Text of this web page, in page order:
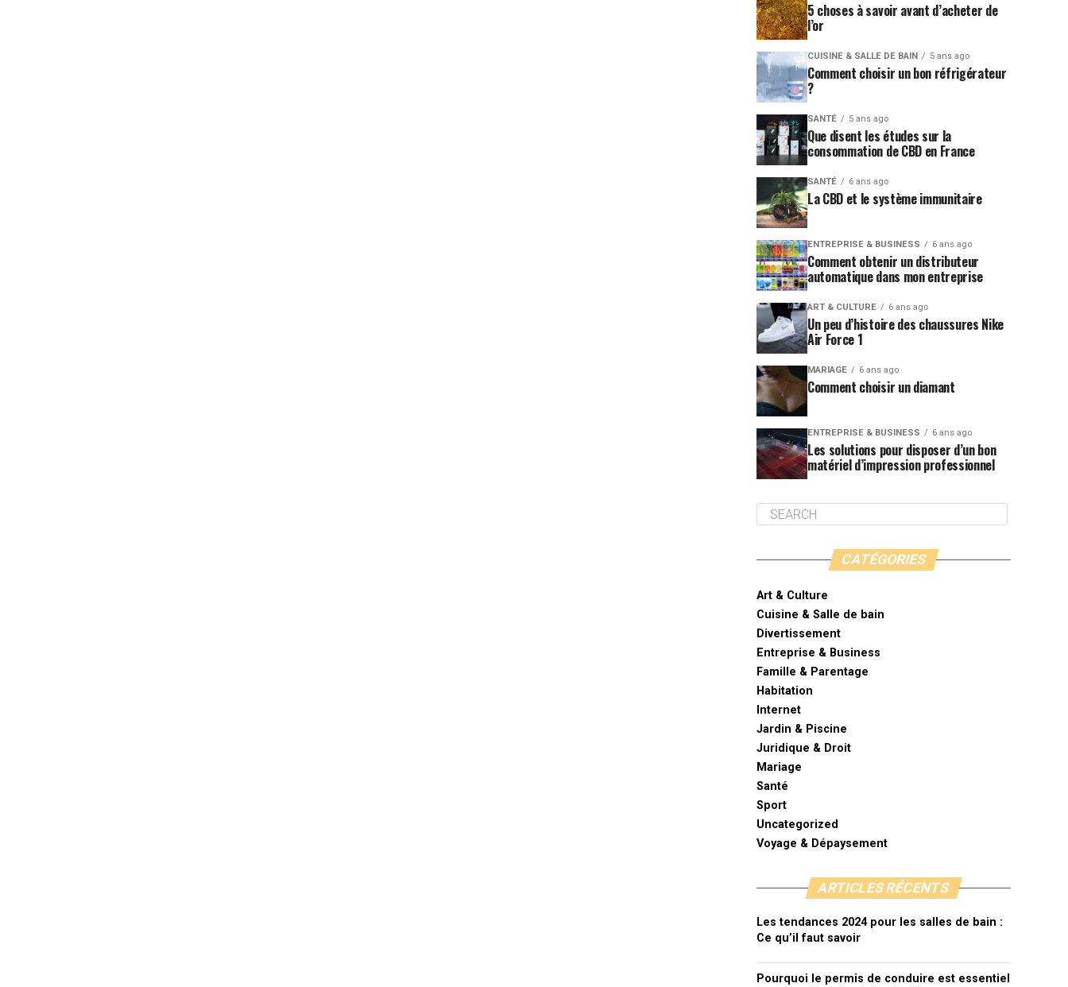
5 choses à savoir avant d’acheter de
l’or
CUISINE & SALLE DE BAIN 5 ans ago
Comment choisir un bon réfrigérateur
?
SANTÉ 5 ans ago
Que disent les études sur la
consommation de CBD en France
SANTÉ 6 ans ago
La CBD et le système immunitaire
ENTREPRISE & BUSINESS 6 ans ago
Comment obtenir un distributeur
automatique dans mon entreprise
ART & CULTURE 6 ans ago
Un peu d’histoire des chaussures Nike
Air Force 1
MARIAGE 6 ans ago
Comment choisir un diamant
ENTREPRISE & BUSINESS 6 ans ago
Les solutions pour disposer d’un bon
matériel d’impression professionnel
CATÉGORIES
Art & Culture
Cuisine & Salle de bain
Divertissement
Entreprise & Business
Famille & Parentage
Habitation
Internet
Jardin & Piscine
Juridique & Droit
Mariage
Santé
Sport
Uncategorized
Voyage & Dépaysement
ARTICLES RÉCENTS
Les tendances 2024 pour les salles de bain :
Ce qu’il faut savoir
Pourquoi le permis de conduire est essentiel